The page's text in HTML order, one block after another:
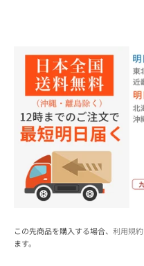
この先商品を購入する場合、 利用規約
ます。